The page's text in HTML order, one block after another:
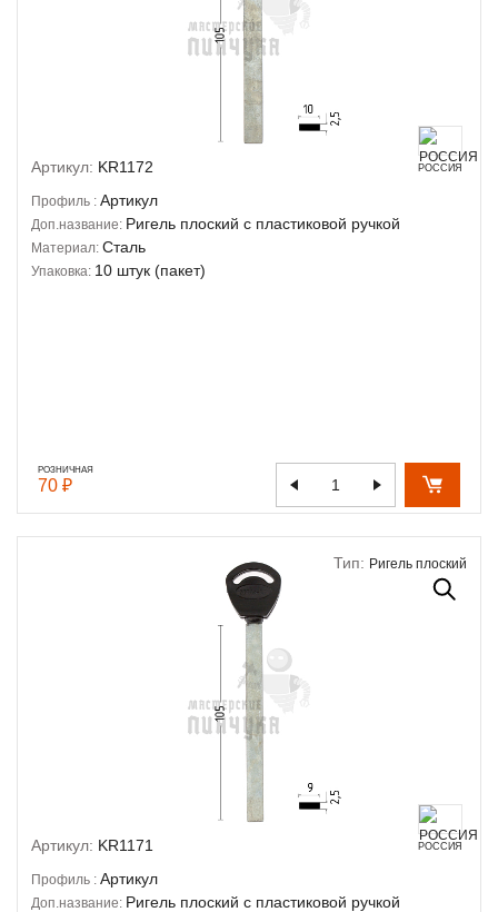
Артикул: KR1172 РОССИЯ
Профиль : Артикул
Доп.название: Ригель плоский с пластиковой ручкой
Материал: Сталь
Упаковка: 10 штук (пакет)
РОЗНИЧНАЯ
70 ₽
Тип: Ригель плоский
Артикул: KR1171 РОССИЯ
Профиль : Артикул
Доп.название: Ригель плоский с пластиковой ручкой